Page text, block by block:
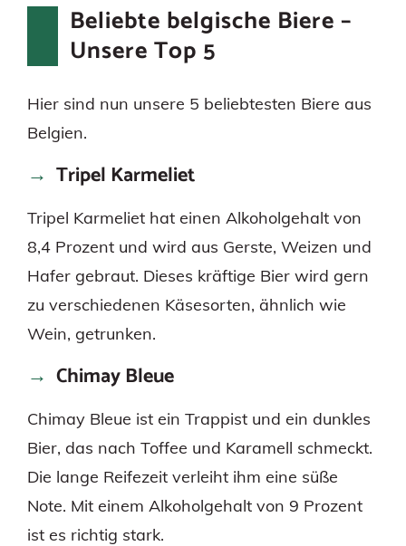
Beliebte belgische Biere –
Unsere Top 5
Hier sind nun unsere 5 beliebtesten Biere aus
Belgien.
Tripel Karmeliet
Tripel Karmeliet hat einen Alkoholgehalt von
8,4 Prozent und wird aus Gerste, Weizen und
Hafer gebraut. Dieses kräftige Bier wird gern
zu verschiedenen Käsesorten, ähnlich wie
Wein, getrunken.
Chimay Bleue
Chimay Bleue ist ein Trappist und ein dunkles
Bier, das nach Toffee und Karamell schmeckt.
Die lange Reifezeit verleiht ihm eine süße
Note. Mit einem Alkoholgehalt von 9 Prozent
ist es richtig stark.